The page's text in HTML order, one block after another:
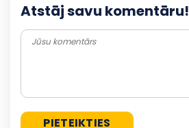
Atstāj savu komentāru!